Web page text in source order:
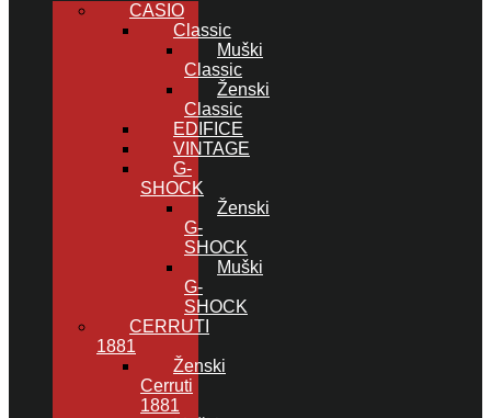
CASIO
Classic
Muški
Classic
Ženski
Classic
EDIFICE
VINTAGE
G-
SHOCK
Ženski
G-
SHOCK
Muški
G-
SHOCK
CERRUTI
1881
Ženski
Cerruti
1881